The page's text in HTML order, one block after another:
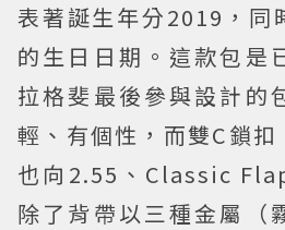
表著誕生年分2019，同
的生日日期。這款包是
拉格斐最後參與設計的
輕、有個性，而雙C鎖
也向2.55、Classic
除了背帶以三種金屬（